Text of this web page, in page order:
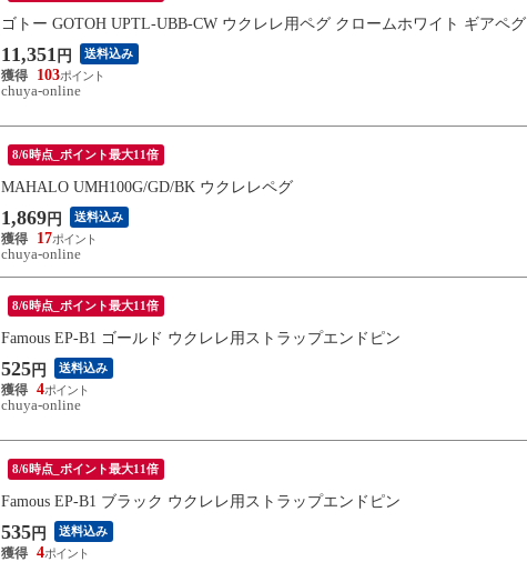
ゴトー GOTOH UPTL-UBB-CW ウクレレ用ペグ クロームホワイト ギアペグ
11,351 円 送料込み
103
chuya-online
8/6時点_ポイント最大11倍
MAHALO UMH100G/GD/BK ウクレレペグ
1,869 円 送料込み
17
chuya-online
8/6時点_ポイント最大11倍
Famous EP-B1 ゴールド ウクレレ用ストラップエンドピン
525 円 送料込み
4
chuya-online
8/6時点_ポイント最大11倍
Famous EP-B1 ブラック ウクレレ用ストラップエンドピン
535 円 送料込み
4